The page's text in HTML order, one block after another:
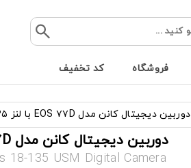
فروشگاه کد تخفیف
دوربین دیجیتال کانن مدل EOS ۷۷D با لنز ۱۳۵-۱۸ میلیمتر
دوربین دیجیتال کانن مدل EOS ۷۷D با لنز ۱۳۵-۱۸ میلیمتر
18-135 USM Digital Camera